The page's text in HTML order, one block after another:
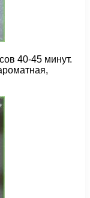
40-45 минут.